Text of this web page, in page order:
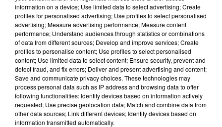
TITRES DIFFUSÉS
14h37
14h37 14h33
14h33
information on a device; Use limited data to select advertising; Create
profiles for personalised advertising; Use profiles to select personalised
advertising; Measure advertising performance; Measure content
performance; Understand audiences through statistics or combinations
of data from different sources; Develop and improve services; Create
profiles to personalise content; Use profiles to select personalised
content; Use limited data to select content; Ensure security, prevent and
detect fraud, and fix errors; Deliver and present advertising and content;
Save and communicate privacy choices. These technologies may
process personal data such as IP address and browsing data to offer
following functionalities: Identify devices based on information actively
requested; Use precise geolocation data; Match and combine data from
other data sources; Link different devices; Identify devices based on
information transmitted automatically.